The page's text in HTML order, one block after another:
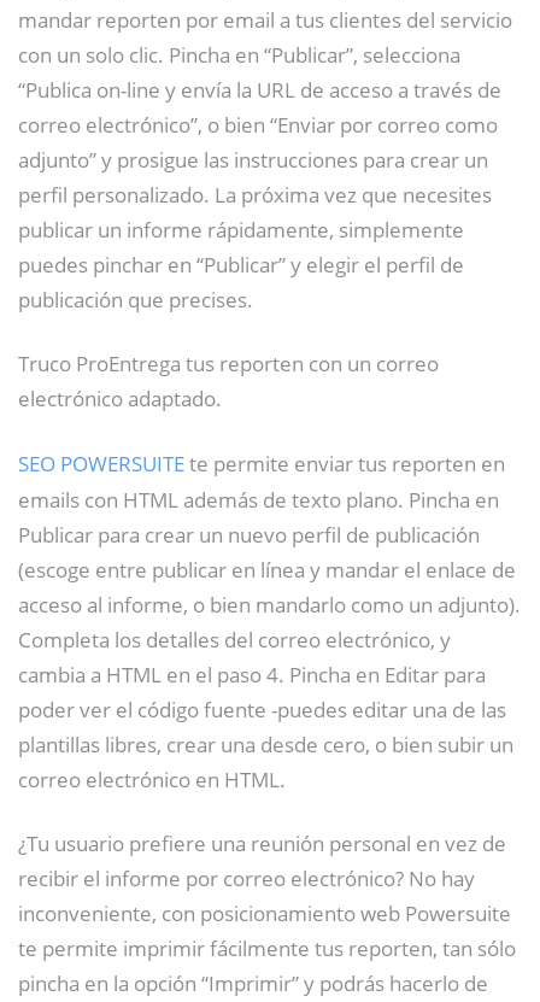
mandar reporten por email a tus clientes del servicio
con un solo clic. Pincha en “Publicar”, selecciona
“Publica on-line y envía la URL de acceso a través de
correo electrónico”, o bien “Enviar por correo como
adjunto” y prosigue las instrucciones para crear un
perfil personalizado. La próxima vez que necesites
publicar un informe rápidamente, simplemente
puedes pinchar en “Publicar” y elegir el perfil de
publicación que precises.
Truco ProEntrega tus reporten con un correo
electrónico adaptado.
SEO POWERSUITEte permite enviar tus reporten en
emails con HTML además de texto plano. Pincha en
Publicar para crear un nuevo perfil de publicación
(escoge entre publicar en línea y mandar el enlace de
acceso al informe, o bien mandarlo como un adjunto).
Completa los detalles del correo electrónico, y
cambia a HTML en el paso 4. Pincha en Editar para
poder ver el código fuente -puedes editar una de las
plantillas libres, crear una desde cero, o bien subir un
correo electrónico en HTML.
¿Tu usuario prefiere una reunión personal en vez de
recibir el informe por correo electrónico? No hay
inconveniente, con posicionamiento web Powersuite
te permite imprimir fácilmente tus reporten, tan sólo
pincha en la opción “Imprimir” y podrás hacerlo de